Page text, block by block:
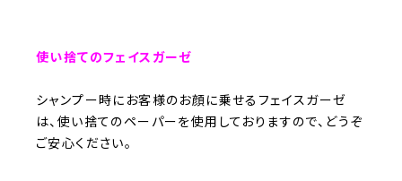
使い捨てのフェイスガーゼ
シャンプー時にお客様のお顔に乗せるフェイスガーゼ
は、使い捨てのペーパーを使用しておりますので、どうぞ
ご安心ください。